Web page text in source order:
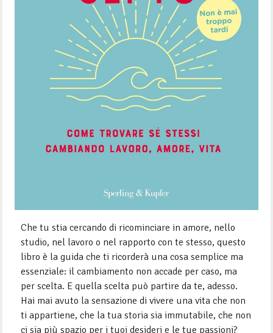
Che tu stia cercando di ricominciare in amore, nello
studio, nel lavoro o nel rapporto con te stesso, questo
libro è la guida che ti ricorderà una cosa semplice ma
essenziale: il cambiamento non accade per caso, ma
per scelta. E quella scelta può partire da te, adesso.
Hai mai avuto la sensazione di vivere una vita che non
ti appartiene, che la tua storia sia immutabile, che non
ci sia più spazio per i tuoi desideri e le tue passioni?